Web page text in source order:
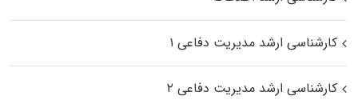
کارشناسی ارشد مدیریت دفاعی ۱
کارشناسی ارشد مدیریت دفاعی ۲